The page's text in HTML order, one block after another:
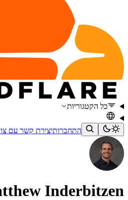
כל הקטגוריות
התחברותיצירת קשר עם
Inderbitzen